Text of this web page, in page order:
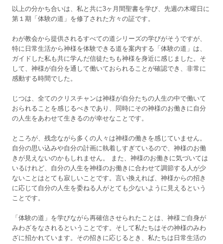
以上の分かち合いは、私と共に3ヶ月間聖書を学び、先週の木曜日に
第１期「体験の道」を修了された方々の証です。
わが教会から提供されるすべての道シリーズの学びがそうですが、
特に日常生活から神様を体験できる道を案内する「体験の道」は、
ガイドした私も共に学んだ信徒たちも神様を身近に感じました。そ
して、神様が自分を通して働いておられることが確認でき、非常に
感動する時間でした。
じつは、全てのクリスチャンは神様が自分たちの人生の中で働いて
おられることを感じるべきであり、同時にその神様のお働きに自分
の人生をあわせて生きるのが幸せなことです。
ところが、残念ながら多くの人々は神様の働きを感じていません。
自分の思い込みや自分の計画に執着しすぎているので、神様のお働
きが見えないのかもしれません。 また、神様のお働きに気づいては
いるけれど、自分の人生を神様のお働きに合わせて調節する人が少
ないことはとても寂しいことです。言い換えれば、神様からの招き
に応じて自分の人生を委ねる人がとても少ないように見えるという
ことです。
「体験の道」を学びながら再確信させられたことは、神様ご自身が
みわざをなされるということです。そして私たちはその神様のみわ
ざに招かれています。その招きに応じるとき、私たちは日常生活の